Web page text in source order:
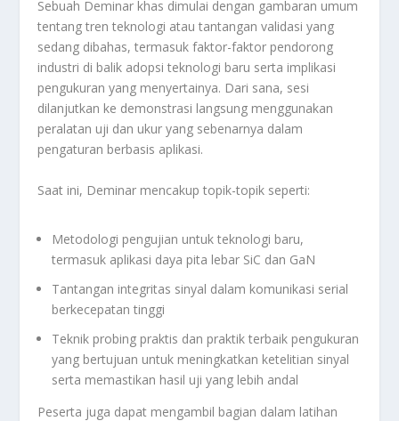
Sebuah Deminar khas dimulai dengan gambaran umum
tentang tren teknologi atau tantangan validasi yang
sedang dibahas, termasuk faktor-faktor pendorong
industri di balik adopsi teknologi baru serta implikasi
pengukuran yang menyertainya. Dari sana, sesi
dilanjutkan ke demonstrasi langsung menggunakan
peralatan uji dan ukur yang sebenarnya dalam
pengaturan berbasis aplikasi.
Saat ini, Deminar mencakup topik-topik seperti:
Metodologi pengujian untuk teknologi baru,
termasuk aplikasi daya pita lebar SiC dan GaN
Tantangan integritas sinyal dalam komunikasi serial
berkecepatan tinggi
Teknik probing praktis dan praktik terbaik pengukuran
yang bertujuan untuk meningkatkan ketelitian sinyal
serta memastikan hasil uji yang lebih andal
Peserta juga dapat mengambil bagian dalam latihan